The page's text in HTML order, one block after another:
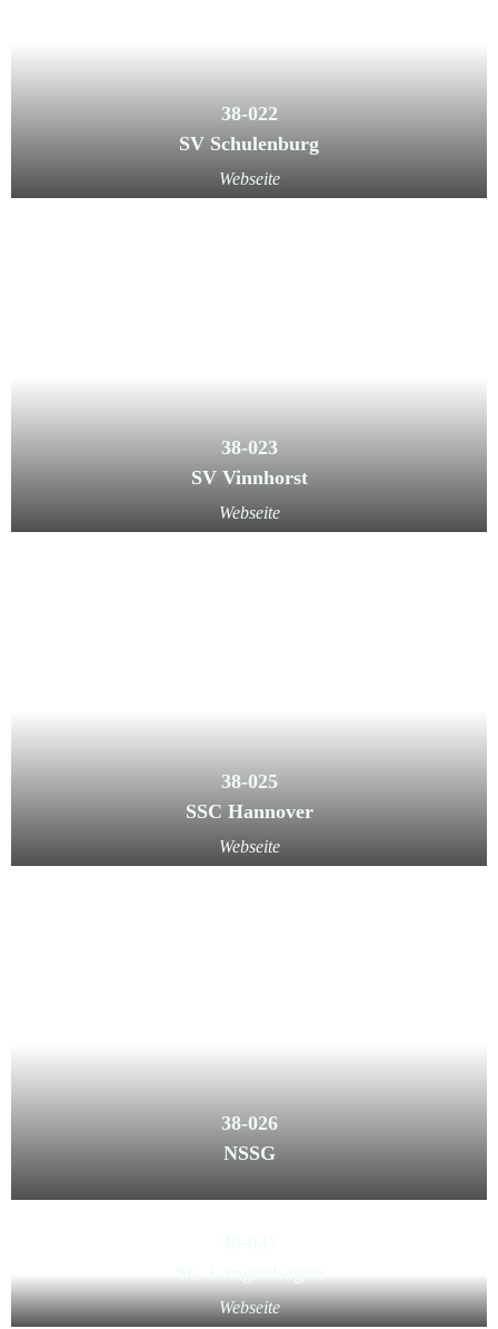
38-022
SV Schulenburg
Webseite
38-023
SV Vinnhorst
Webseite
38-025
SSC Hannover
Webseite
38-026
NSSG
Webseite